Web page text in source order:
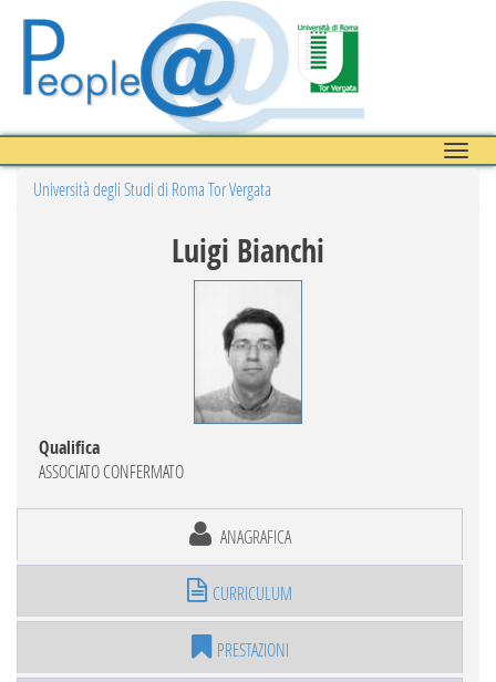
Toggle
Università degli Studi di Roma Tor Vergata
Luigi Bianchi
Qualifica
ASSOCIATO CONFERMATO
ANAGRAFICA
CURRICULUM
PRESTAZIONI